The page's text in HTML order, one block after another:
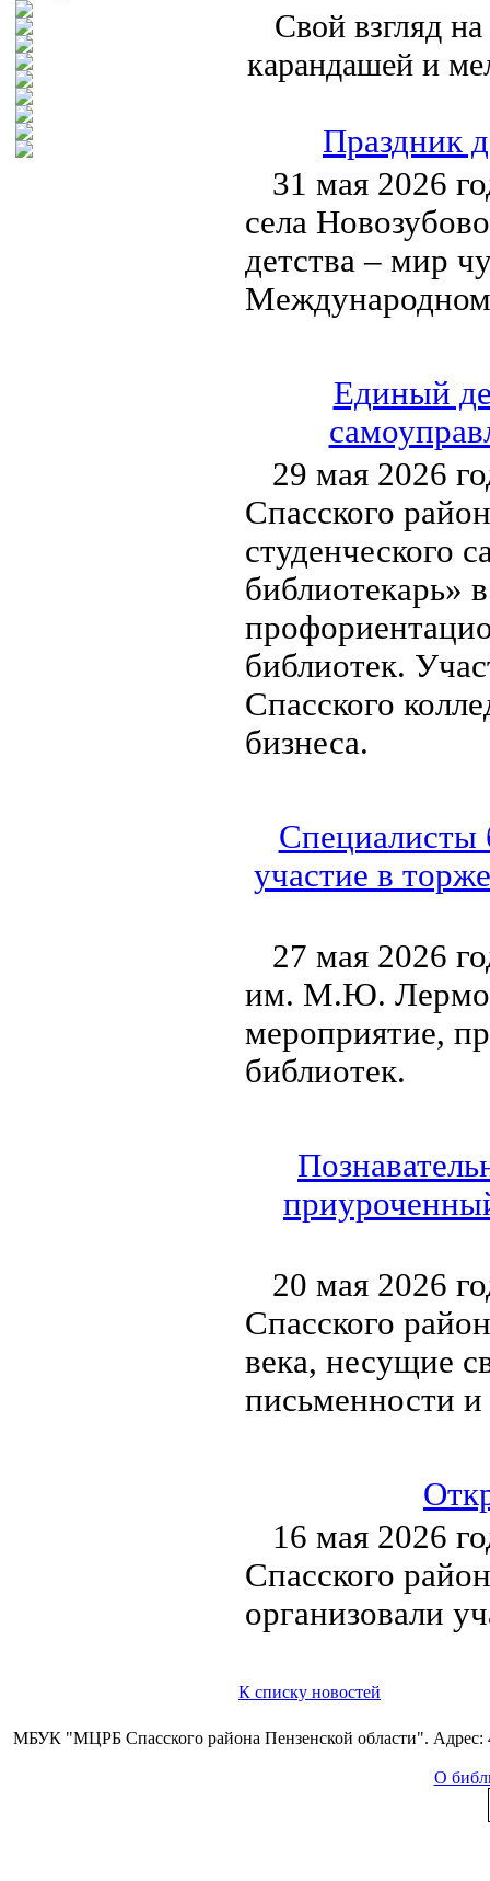
Свой взгляд
карандашей и
Праздник
31 мая 2026
села
детства – мир
Единый
29 мая 2026
Спасского
студенческого
библиотекарь»
библиотек.
Спасского
бизнеса.
Специалисты
участие в
27 мая 2026
им. М.Ю.
мероприятие,
библиотек.
20 мая 2026
Спасского
века, несущие
письменности
16 мая 2026
Спасского
организовали
К списку новостей
МБУК "МЦРБ Спасского района Пензенской области". Адрес:
О